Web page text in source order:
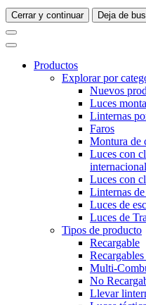
Cerrar y continuar Deja de
Productos
Explorar por
Nuevos
Luces
Linternas
Faros
Montura de
Luces con
internacional
Luces con
Linternas
Luces de
Luces de
Tipos de producto
Recargable
Multi-
No
Llevar